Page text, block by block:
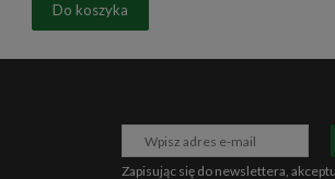
Do koszyka
Zapisując się do newslettera,